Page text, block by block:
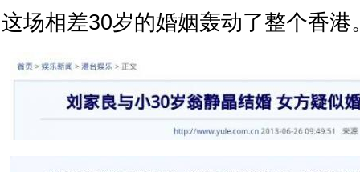
这场相差30岁的婚姻轰动了整个香港